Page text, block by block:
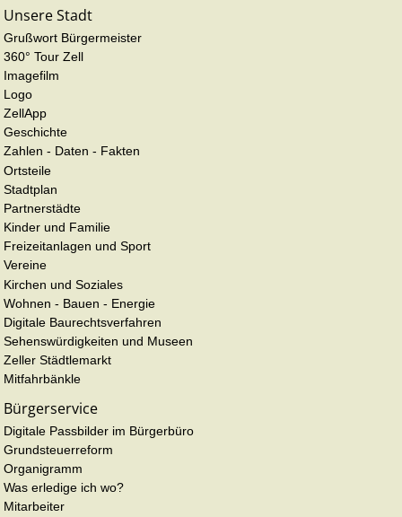
Unsere Stadt
Grußwort Bürgermeister
360° Tour Zell
Imagefilm
Logo
ZellApp
Geschichte
Zahlen - Daten - Fakten
Ortsteile
Stadtplan
Partnerstädte
Kinder und Familie
Freizeitanlagen und Sport
Vereine
Kirchen und Soziales
Wohnen - Bauen - Energie
Digitale Baurechtsverfahren
Sehenswürdigkeiten und Museen
Zeller Städtlemarkt
Mitfahrbänkle
Bürgerservice
Digitale Passbilder im Bürgerbüro
Grundsteuerreform
Organigramm
Was erledige ich wo?
Mitarbeiter